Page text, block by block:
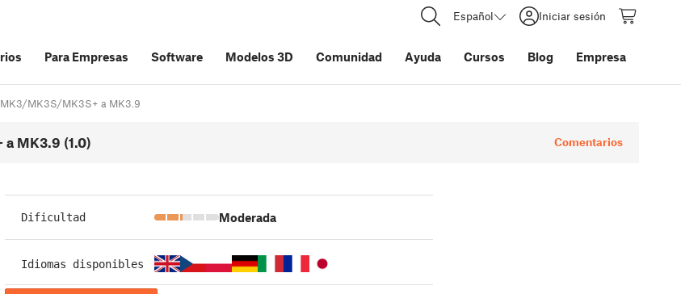
Español Iniciar sesión
Para Empresas Software Modelos 3D Comunidad Ayuda Cursos Blog Empresa
MK3/MK3S/MK3S+ a MK3.9
MK3.9 (1.0) Comentarios
Dificultad Moderada
Idiomas disponibles